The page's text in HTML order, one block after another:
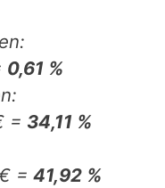
0,61 %
= 34,11 %
=41,92 %